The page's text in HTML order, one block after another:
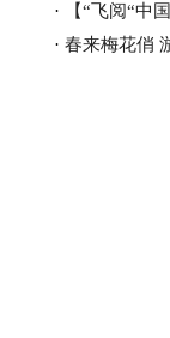
·
【“飞阅“中
· 春来梅花俏